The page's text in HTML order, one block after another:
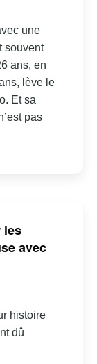
une
souvent
ans, en
lève le
Et sa
pas
les
avec
histoire
dû